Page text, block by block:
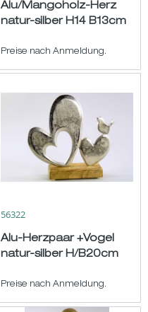
Alu/Mangoholz-Herz
natur-silber H14 B13cm
Preise nach Anmeldung.
56322
Alu-Herzpaar +Vogel
natur-silber H/B20cm
Preise nach Anmeldung.